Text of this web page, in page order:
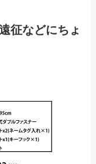
征などにちょ